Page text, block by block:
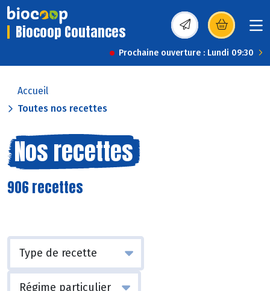
Biocoop Coutances (s’ouvre dans une
Prochaine ouverture : Lundi 09:30
Accueil
Toutes nos recettes
Nos recettes
906 recettes